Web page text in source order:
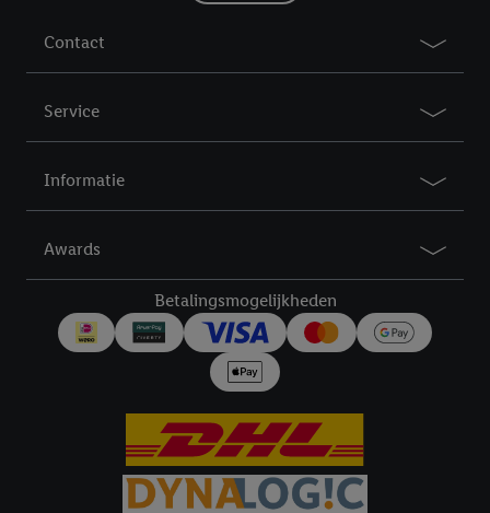
Contact
Service
Informatie
Awards
Betalingsmogelijkheden